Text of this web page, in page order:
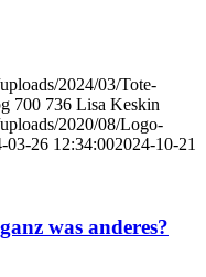
2024/03/Tote-
700 736 Lisa Keskin
2020/08/Logo-
03-26 12:34:002024-10-21
was anderes?